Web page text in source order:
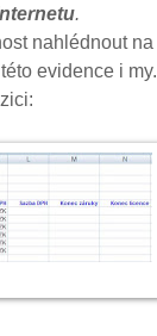
.
nahlédnout na
evidence i my.